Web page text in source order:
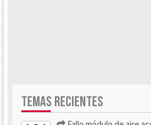
TEMAS RECIENTES